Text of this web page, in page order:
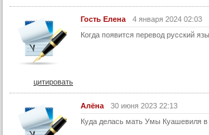
35 серия (суб)
36 серия (суб)
37 серия (суб)
38 серия (суб)
39 серия (суб)
41 серия (суб)
Гость Елена
4 января 2024 02:03
Когда появится перевод русский
цитировать
Алёна
30 июня 2023 22:13
Куда делась мать Умы Куашевиля